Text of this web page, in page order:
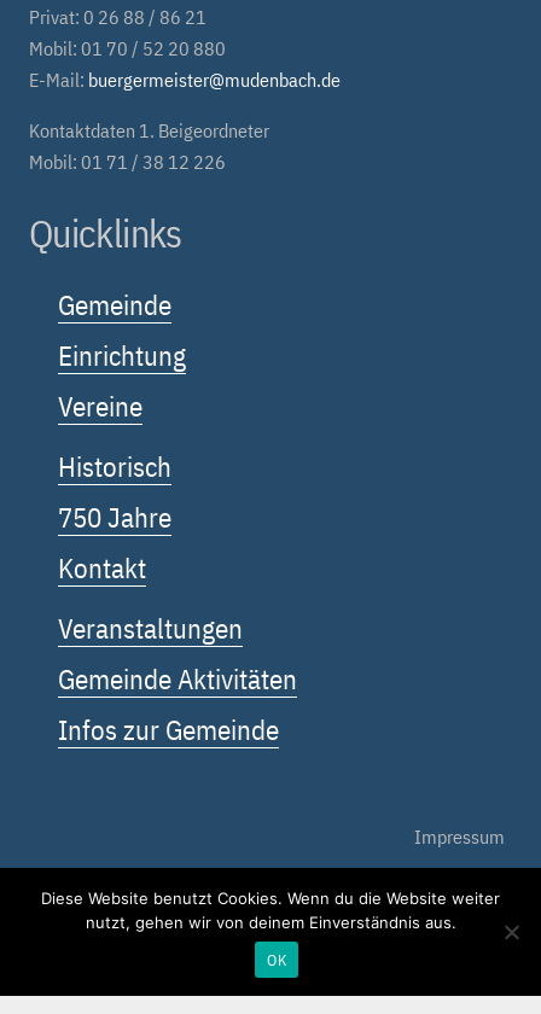
Privat: 0 26 88 / 86 21
Mobil: 01 70 / 52 20 880
E-Mail: buergermeister@mudenbach.de
Kontaktdaten 1. Beigeordneter
Mobil: 01 71 / 38 12 226
Quicklinks
Gemeinde
Einrichtung
Vereine
Historisch
750 Jahre
Kontakt
Veranstaltungen
Gemeinde Aktivitäten
Infos zur Gemeinde
Impressum
Datenschutz
Diese Website benutzt Cookies. Wenn du die Website weiter
nutzt, gehen wir von deinem Einverständnis aus.
OK